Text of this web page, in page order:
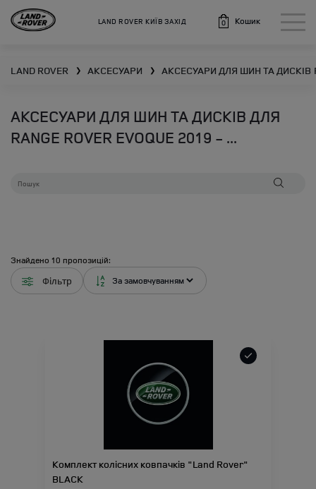
LAND ROVER КИЇВ ЗАХІД 0 Кошик
LAND ROVER ❯ АКСЕСУАРИ ❯ АКСЕСУАРИ ДЛЯ ШИН ТА ДИСКІВ
АКСЕСУАРИ ДЛЯ ШИН ТА ДИСКІВ ДЛЯ
RANGE ROVER EVOQUE 2019 - ...
Знайдено 10 пропозицій:
Фільтр
Комплект колісних ковпачків "Land Rover"
BLACK